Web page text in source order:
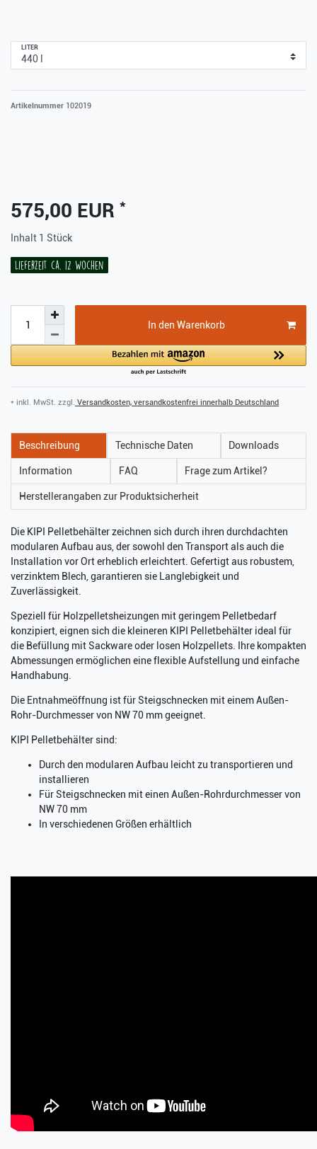
LITER
Artikelnummer 102019
575,00 EUR *
Inhalt 1 Stück
Lieferzeit ca. 12 Wochen
In den Warenkorb
* inkl. MwSt. zzgl. Versandkosten, versandkostenfrei innerhalb Deutschland
Beschreibung Technische Daten Downloads
Information FAQ Frage zum Artikel?
Herstellerangaben zur Produktsicherheit
Die KIPI Pelletbehälter zeichnen sich durch ihren durchdachten
modularen Aufbau aus, der sowohl den Transport als auch die
Installation vor Ort erheblich erleichtert. Gefertigt aus robustem,
verzinktem Blech, garantieren sie Langlebigkeit und
Zuverlässigkeit.
Speziell für Holzpelletsheizungen mit geringem Pelletbedarf
konzipiert, eignen sich die kleineren KIPI Pelletbehälter ideal für
die Befüllung mit Sackware oder losen Holzpellets. Ihre kompakten
Abmessungen ermöglichen eine flexible Aufstellung und einfache
Handhabung.
Die Entnahmeöffnung ist für Steigschnecken mit einem Außen-
Rohr-Durchmesser von NW 70 mm geeignet.
KIPI Pelletbehälter sind:
Durch den modularen Aufbau leicht zu transportieren und
installieren
Für Steigschnecken mit einen Außen-Rohrdurchmesser von
NW 70 mm
In verschiedenen Größen erhältlich